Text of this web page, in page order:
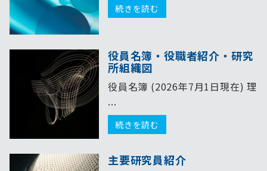
続きを読む
役員名簿・役職者紹介・研究
所組織図
役員名簿 (2026年7月1日現在) 理
...
続きを読む
主要研究員紹介